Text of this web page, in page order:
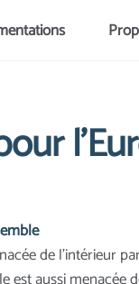
de l’intérieur